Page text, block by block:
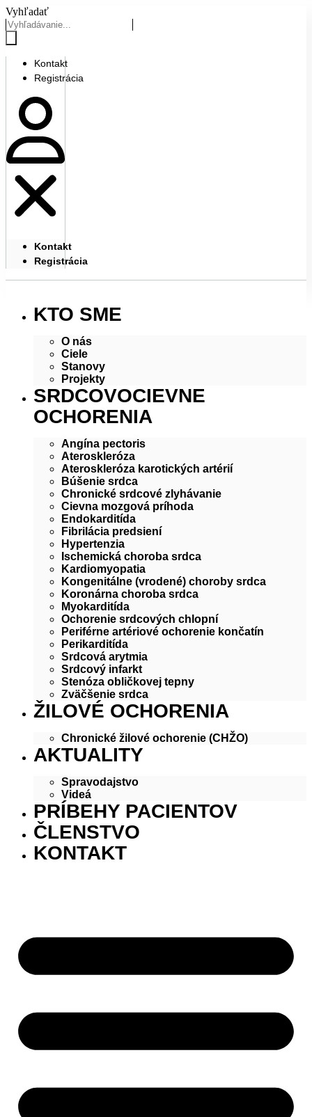
Preskočiť
na
obsah
Vyhľadať
Kontakt
Registrácia
Kontakt
Registrácia
KTO SME
O nás
Ciele
Stanovy
Projekty
SRDCOVOCIEVNE
OCHORENIA
Angína pectoris
Ateroskleróza
Ateroskleróza karotických artérií
Búšenie srdca
Chronické srdcové zlyhávanie
Cievna mozgová príhoda
Endokarditída
Fibrilácia predsiení
Hypertenzia
Ischemická choroba srdca
Kardiomyopatia
Kongenitálne (vrodené) choroby srdca
Koronárna choroba srdca
Myokarditída
Ochorenie srdcových chlopní
Periférne artériové ochorenie končatín
Perikarditída
Srdcová arytmia
Srdcový infarkt
Stenóza obličkovej tepny
Zväčšenie srdca
ŽILOVÉ OCHORENIA
Chronické žilové ochorenie (CHŽO)
AKTUALITY
Spravodajstvo
Videá
PRÍBEHY PACIENTOV
ČLENSTVO
KONTAKT